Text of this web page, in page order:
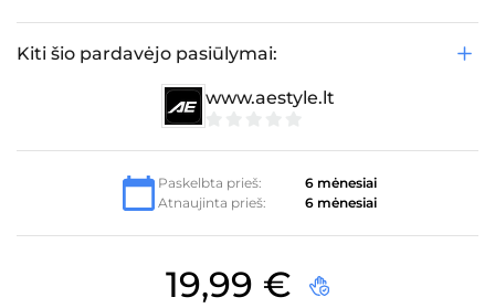
Kiti šio pardavėjo pasiūlymai:
www.aestyle.lt
5
Paskelbta prieš:
6 mėnesiai
Atnaujinta prieš:
6 mėnesiai
19,99 €